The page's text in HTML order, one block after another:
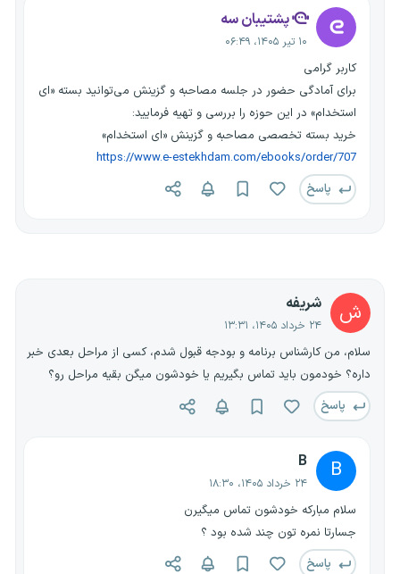
پشتیبان سه
۱۰ تیر ۱۴۰۵، ۰۶:۴۹
کاربر گرامی
برای آمادگی حضور در جلسه مصاحبه و گزینش می‌توانید بسته «ای
استخدام» در این حوزه را بررسی و تهیه فرمایید:
خرید بسته تخصصی مصاحبه و گزینش «ای استخدام»
https://www.e-estekhdam.com/ebooks/order/707
پاسخ
ش شریفه
۲۴ خرداد ۱۴۰۵، ۱۳:۳۱
سلام، من کارشناس برنامه و بودجه قبول شدم، کسی از مراحل بعدی خبر
داره؟ خودمون باید تماس بگیریم یا خودشون میگن بقیه مراحل رو؟
پاسخ
B
B
۲۴ خرداد ۱۴۰۵، ۱۸:۳۰
سلام مبارکه خودشون تماس میگیرن
جسارتا نمره تون چند شده بود ؟
پاسخ